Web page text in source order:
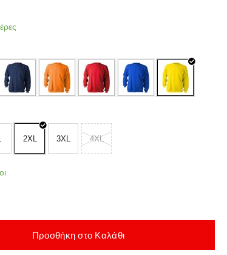
2XL 3XL 4XL
Προσθήκη στο Καλάθι